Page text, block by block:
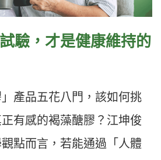
驗，才是健康維持的
產品五花八門，該如何挑
有感的褐藻醣膠？江坤俊
點而言，若能通過「人體